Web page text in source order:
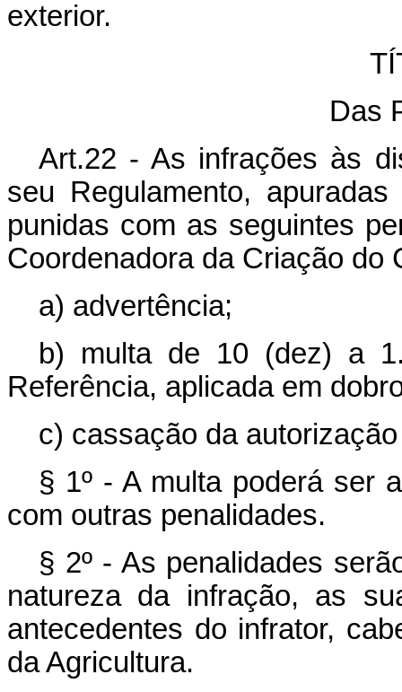
exterior.
Das
Art.22 - As infrações às
seu Regulamento,
punidas com as seguintes
Coordenadora da Criação do
a) advertência;
b) multa de 10 (dez) a
Referência, aplicada em
c) cassação da
§ 1º - A multa poderá ser
com outras penalidades.
§ 2º - As penalidades
natureza da infração, as
antecedentes do infrator,
da Agricultura.